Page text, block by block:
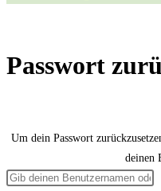
Passwort
Um dein Passwort
deinen